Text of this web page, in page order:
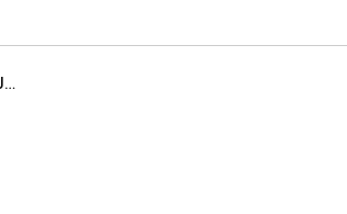
INRI'S x FORTNITE : GAGNE TON PERMIS DE CONDUIRE EN JOUANT !